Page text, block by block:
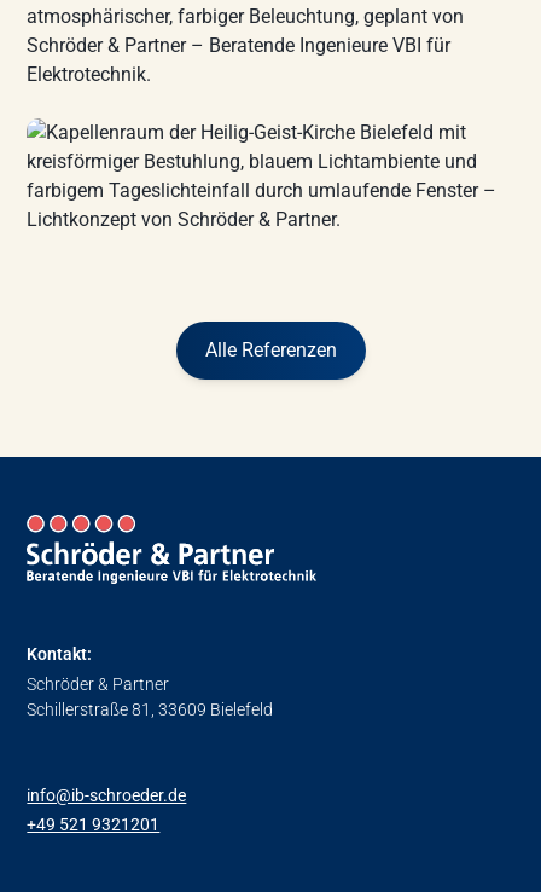
Alle Referenzen
Kontakt:
Schröder & Partner
Schillerstraße 81, 33609 Bielefeld
info@ib-schroeder.de
+49 521 9321201